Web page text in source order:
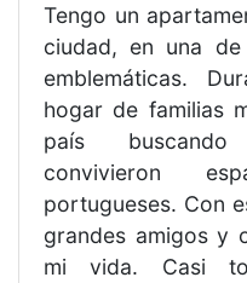
Tengo un
ciudad, en una de
emblemáticas.
hogar de familias
país
convivieron
portugueses. Con
grandes amigos y
mi vida. Casi